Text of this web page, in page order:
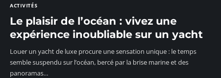
ACTIVITÉS
Le plaisir de l’océan : vivez une
expérience inoubliable sur un yacht
Louer un yacht de luxe procure une sensation unique : le temps
semble suspendu sur l’océan, bercé par la brise marine et des
panoramas…